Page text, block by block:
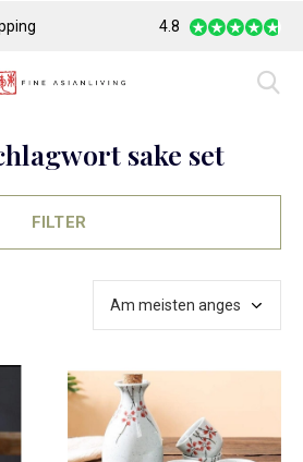
Largest Collection
4.8
sake set
FILTER